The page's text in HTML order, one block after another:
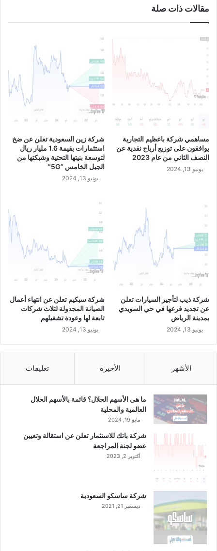
مقالات ذات صلة
مساهمي شركة باعظيم التجارية
يوافقون على توزيع أرباح نقدية عن
النصف الثاني من عام 2023
يونيو 13, 2024
شركة زين السعودية تعلن عن ضخ
استثمارات بقيمة 1.6 مليار ريال
لتوسعة بنيتها التحتية وشبكتها من
الجيل الخامس “5G”
يونيو 13, 2024
شركة ذيب لتأجير السيارات تعلن
عن تجديد فرعها في حي السويدي
بمدينة الرياض
يونيو 13, 2024
شركة سبكيم تعلن عن انتهاء أعمال
الصيانة المجدولة لثلاث شركات
تابعة لها وعودة تشغيلهم
يونيو 13, 2024
الأشهر الأخيرة تعليقات
ما هي الأسهم الحلال؟ قائمة بالأسهم الحلال
العالمية والمحلية
مايو 19, 2024
شركة باتك للاستثمار تعلن عن استقالة وتعيين
عضو لجنة المراجعة
أكتوبر 2, 2023
شركة ساسكو السعودية
ديسمبر 21, 2021